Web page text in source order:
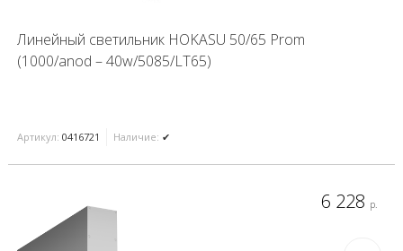
Линейный светильник HOKASU 50/65 Prom
(1000/anod – 40w/5085/LT65)
Артикул: 0416721 Наличие: ✔
6 228 р.